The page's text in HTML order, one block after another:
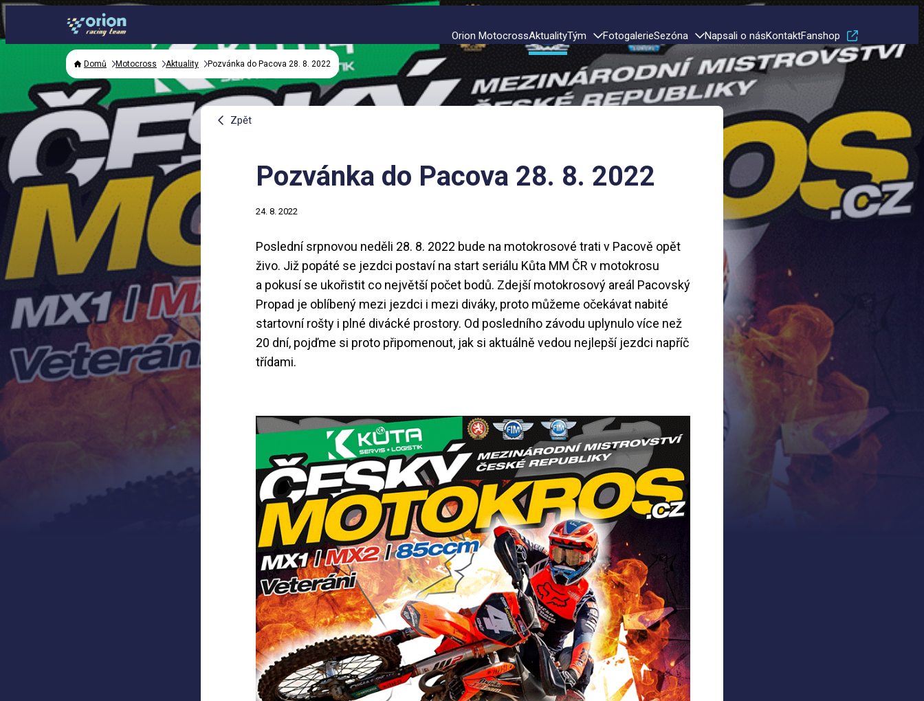
Orion MotocrossAktualityTým FotogalerieSezóna Napsali o násKontaktFanshop
Domů Motocross Aktuality Pozvánka do Pacova 28. 8. 2022
Zpět
Pozvánka do Pacova 28. 8. 2022
24. 8. 2022
Poslední srpnovou neděli 28. 8. 2022 bude na motokrosové trati v Pacově opět
živo. Již popáté se jezdci postaví na start seriálu Kůta MM ČR v motokrosu
a pokusí se ukořistit co největší počet bodů. Zdejší motokrosový areál Pacovský
Propad je oblíbený mezi jezdci i mezi diváky, proto můžeme očekávat nabité
startovní rošty i plné divácké prostory. Od posledního závodu uplynulo více než
20 dní, pojďme si proto připomenout, jak si aktuálně vedou nejlepší jezdci napříč
třídami.